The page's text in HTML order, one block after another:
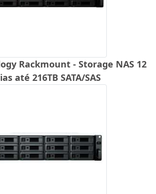
Rackmount - Storage NAS 12
até 216TB SATA/SAS